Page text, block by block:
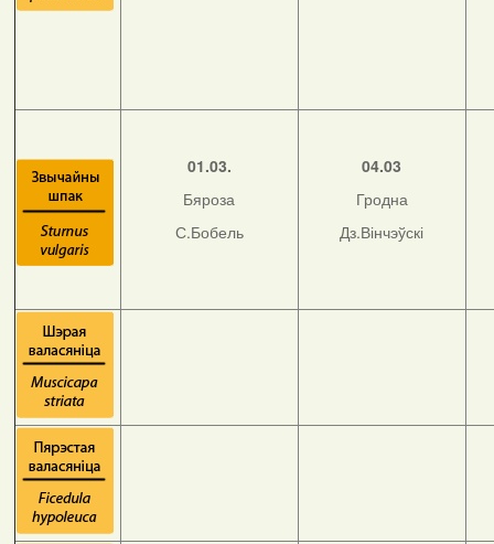
01.03.
Бяроза
С.Бобель
04.03
Гродна
Дз.Вінчэўскі